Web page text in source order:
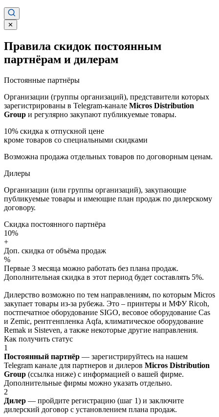
✕
Правила скидок постоянным
партнёрам и дилерам
Постоянные партнёры
Организации (группы организаций), представители которых
зарегистрированы в Telegram-канале Micros Distribution
Group и регулярно закупают публикуемые товары.
10% скидка к отпускной цене
кроме товаров со специальными скидками
Возможна продажа отдельных товаров по договорным ценам.
Дилеры
Организации (или группы организаций), закупающие
публикуемые товары и имеющие план продаж по дилерскому
договору.
Скидка постоянного партнёра
10%
+
Доп. скидка от объёма продаж
%
Первые 3 месяца можно работать без плана продаж.
Дополнительная скидка в этот период будет составлять 5%.
Дилерство возможно по тем направлениям, по которым Micros
закупает товары из-за рубежа. Это – принтеры и МФУ Ricoh,
постпечатное оборудование SIGO, весовое оборудование Cas
и Zemic, рентгенпленка Aqfa, климатическое оборудование
Remak и Sisteven, а также некоторые другие направления.
Как получить статус
1
Постоянный партнёр — зарегистрируйтесь на нашем
Telegram канале для партнеров и дилеров Micros Distribution
Group (ссылка ниже) с информацией о вашей фирме.
Дополнительные фирмы можно указать отдельно.
2
Дилер — пройдите регистрацию (шаг 1) и заключите
дилерский договор с установлением плана продаж.